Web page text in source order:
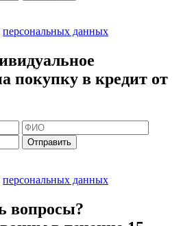
персональных данных
покупку в кредит от
Отправить
персональных данных
вопросы?